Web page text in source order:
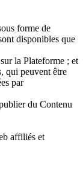
forme de
disponibles que
la Plateforme ; et
qui peuvent être
par
du Contenu
affiliés et